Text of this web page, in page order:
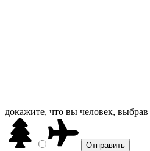
докажите, что вы человек, выбрав